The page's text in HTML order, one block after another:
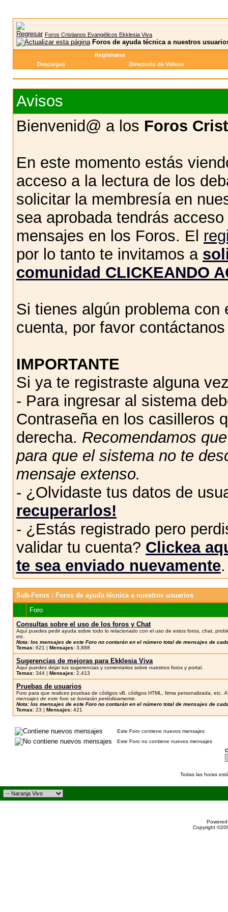
Foros Cristianos Evangélicos Ekklesia Viva
Foros de ayuda técnica a nuestros
Registrarse
Descargas
Directorio de Videos
Avisos
Bienvenid@ a los Foros
En este momento estás
acceso a la lectura de los
solicitar la membresía en
sea aprobada tendrás
mensajes en los Foros. El
por lo tanto te invitamos a
comunidad CLICKEANDO
Si tienes algún problema
cuenta, por favor
IMPORTANTE
Si ya te registraste alguna
- Para ingresar al sistema
Contraseña en los casilleros
derecha. Recomendamos
para que el sistema no te
mensaje extenso.
- ¿Olvidaste tus datos de
recuperarlos!
- ¿Estás registrado pero
validar tu cuenta? Clickea
te sea enviado nuevamente.
Sub-Foros : Foros de ayuda técnica a nuestros usuarios
Foro
Consultas sobre el uso de los foros y Chat
Aquí puedes pedir ayuda sobre todo lo relacionado con el uso de estos foros, chat,
etc.
Nota: los mensajes de este Foro no contarán en el número total de mensajes de
Temas: 621 | Mensajes: 3,888
Sugerencias de mejoras para Ekklesia Viva
Aquí puedes dejar tus sugerencias y comentarios sobre nuestros foros y portal.
Temas: 344 | Mensajes: 2,413
Pruebas de usuarios
Foro para que realices pruebas de códigos vB, códigos HTML, firma personalizada, etc.
mensajes de este foro se borrarán periódicamente.
Nota: los mensajes de este Foro no contarán en el número total de mensajes de
Temas: 23 | Mensajes: 421
Este Foro contiene nuevos mensajes
Este Foro no contiene nuevos mensajes
Todas las horas
Copyright